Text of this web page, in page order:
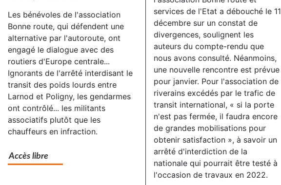
Les bénévoles de l'association
Bonne route, qui défendent une
alternative par l'autoroute, ont
engagé le dialogue avec des
routiers d'Europe centrale...
Ignorants de l'arrêté interdisant le
transit des poids lourds entre
Larnod et Poligny, les gendarmes
ont contrôlé... les militants
associatifs plutôt que les
chauffeurs en infraction.
Accès libre
services de l'Etat a débouché le 11
décembre sur un constat de
divergences, soulignent les
auteurs du compte-rendu que
nous avons consulté. Néanmoins,
une nouvelle rencontre est prévue
pour janvier. Pour l'association de
riverains excédés par le trafic de
transit international, « si la porte
n'est pas fermée, il faudra encore
de grandes mobilisations pour
obtenir satisfaction », à savoir un
arrêté d'interdiction de la
nationale qui pourrait être testé à
l'occasion de travaux en 2022.